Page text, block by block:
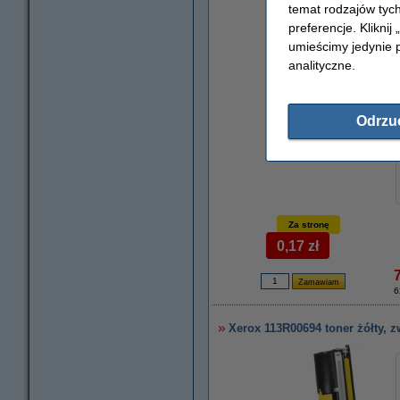
powiększ
Za stronę
0,17 zł
Xerox 113R00694 toner żółty,
temat rodzajów
preferencje. Kliknij
umieścimy jedynie
analityczne.